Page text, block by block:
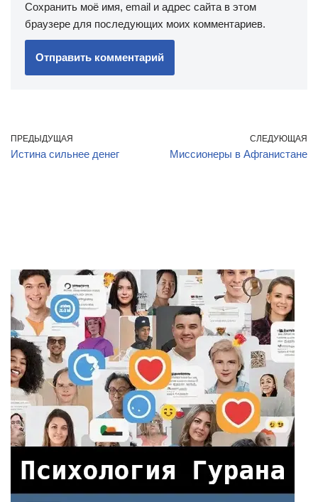
Сохранить моё имя, email и адрес сайта в этом
браузере для последующих моих комментариев.
ПРЕДЫДУЩАЯ
Истина сильнее денег
СЛЕДУЮЩАЯ
Миссионеры в Афганистане